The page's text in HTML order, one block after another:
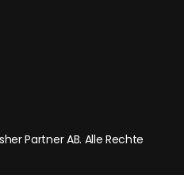
Partner AB. Alle Rechte